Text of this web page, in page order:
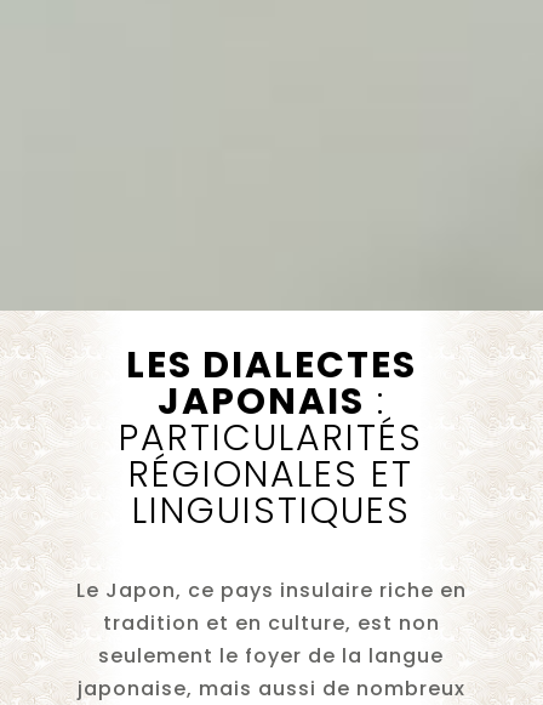
LES DIALECTES
JAPONAIS :
PARTICULARITÉS
RÉGIONALES ET
LINGUISTIQUES
Le Japon, ce pays insulaire riche en
tradition et en culture, est non
seulement le foyer de la langue
japonaise, mais aussi de nombreux